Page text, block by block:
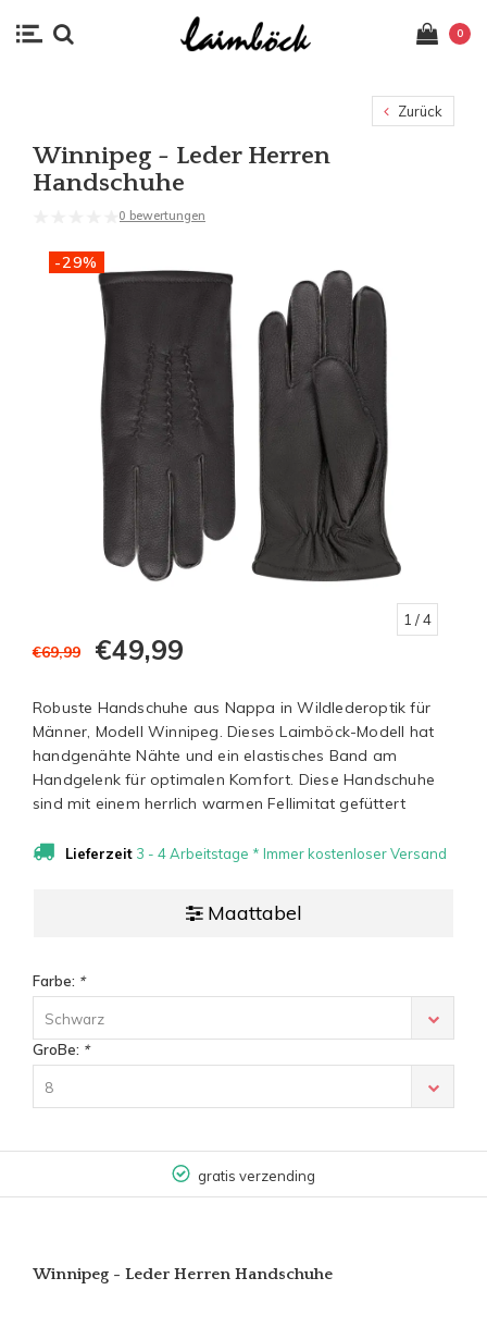
0
Zurück
Winnipeg - Leder Herren
Handschuhe
0 bewertungen
-29%
1 / 4
€69,99 €49,99
Robuste Handschuhe aus Nappa in Wildlederoptik für
Männer, Modell Winnipeg. Dieses Laimböck-Modell hat
handgenähte Nähte und ein elastisches Band am
Handgelenk für optimalen Komfort. Diese Handschuhe
sind mit einem herrlich warmen Fellimitat gefüttert
Lieferzeit 3 - 4 Arbeitstage * Immer kostenloser Versand
Maattabel
Farbe: *
Schwarz
GroBe: *
8
gratis verzending
Winnipeg - Leder Herren Handschuhe